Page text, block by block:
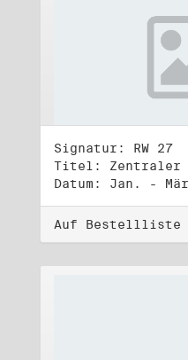
Signatur: RW 27
Titel: Zentraler
Datum: Jan. -
Auf Bestellliste